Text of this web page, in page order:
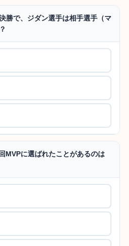
勝で、ジダン選手は相手選手（マ
MVPに選ばれたことがあるのは